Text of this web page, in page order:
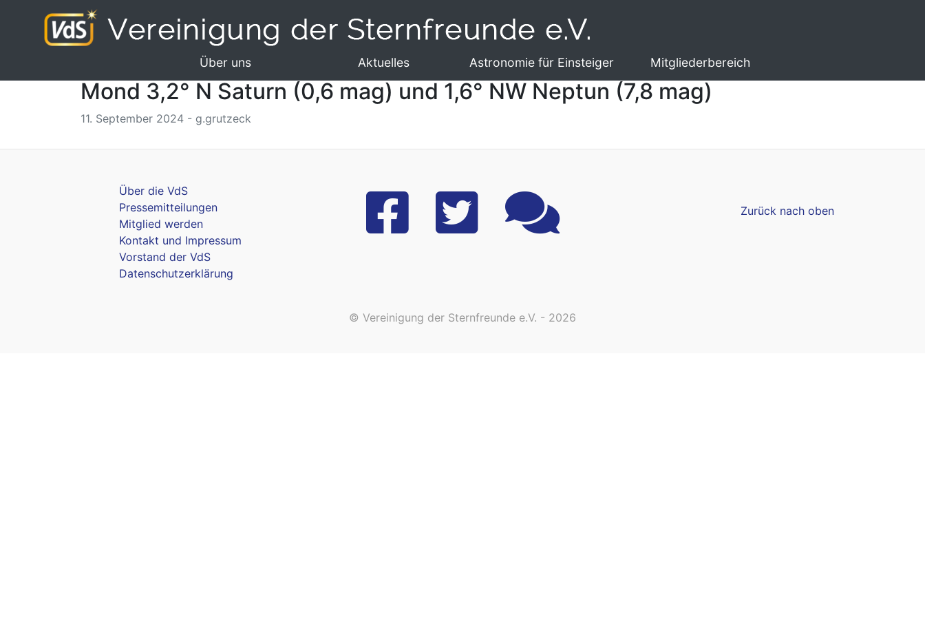
Über uns Aktuelles Astronomie für Einsteiger Mitgliederbereich
Mond 3,2° N Saturn (0,6 mag) und 1,6° NW Neptun (7,8 mag)
11. September 2024 - g.grutzeck
Über die VdS
Pressemitteilungen
Mitglied werden
Kontakt und Impressum
Vorstand der VdS
Datenschutzerklärung
Zurück nach oben
© Vereinigung der Sternfreunde e.V. - 2026